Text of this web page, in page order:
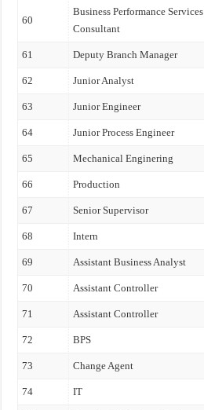
60
Business Performance Services
Consultant
61 Deputy Branch Manager
62 Junior Analyst
63 Junior Engineer
64 Junior Process Engineer
65 Mechanical Enginering
66 Production
67 Senior Supervisor
68 Intern
69 Assistant Business Analyst
70 Assistant Controller
71 Assistant Controller
72 BPS
73 Change Agent
74 IT